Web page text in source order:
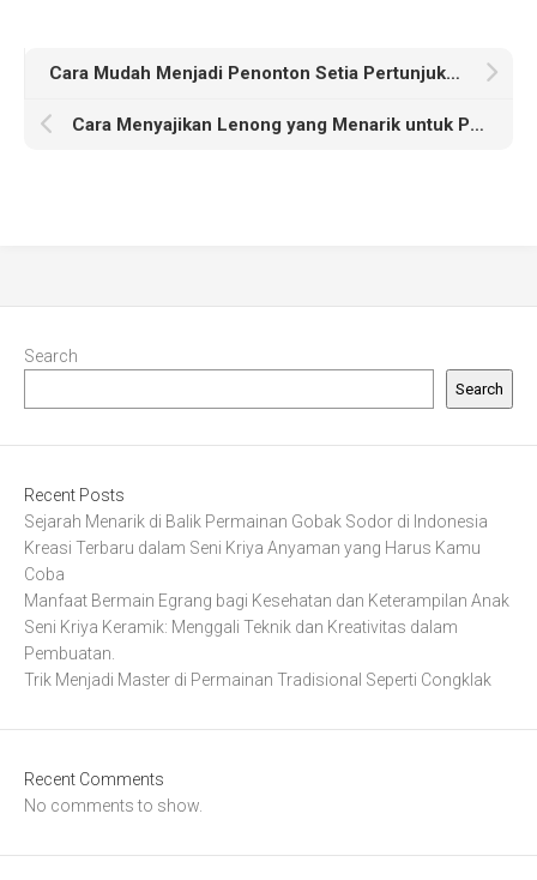
Cara Mudah Menjadi Penonton Setia Pertunjukan Randai
Cara Menyajikan Lenong yang Menarik untuk Pertunjukan Anda
Search
Search
Recent Posts
Sejarah Menarik di Balik Permainan Gobak Sodor di Indonesia
Kreasi Terbaru dalam Seni Kriya Anyaman yang Harus Kamu
Coba
Manfaat Bermain Egrang bagi Kesehatan dan Keterampilan Anak
Seni Kriya Keramik: Menggali Teknik dan Kreativitas dalam
Pembuatan.
Trik Menjadi Master di Permainan Tradisional Seperti Congklak
Recent Comments
No comments to show.